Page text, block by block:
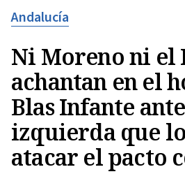
Andalucía
Ni Moreno ni el
achantan en el
Blas Infante
izquierda que
atacar el pacto